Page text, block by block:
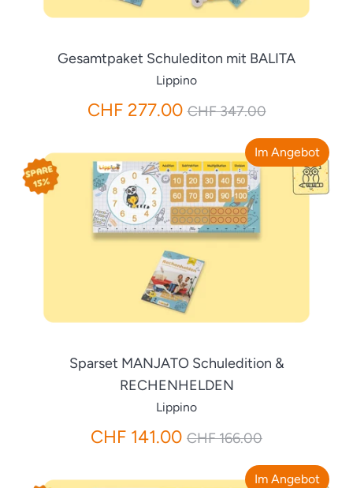
Gesamtpaket Schulediton mit BALITA
Lippino
CHF 277.00 Normaler
CHF 347.00
Sparset MANJATO Schuledition &
RECHENHELDEN
Lippino
CHF 141.00 Normaler
CHF 166.00
Im Angebot
Im Angebot